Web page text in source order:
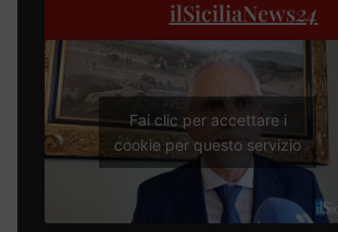
ilSiciliaNews24
Fai clic per accettare i
cookie per questo servizio